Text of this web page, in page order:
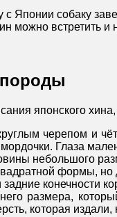
с Японии собаку
можно встретить
японского
черепом и
Глаза
небольшого
формы, но
конечности
размера,
которая